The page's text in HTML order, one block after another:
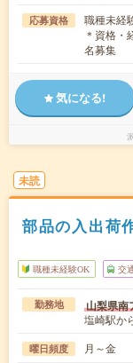
応募資格
職種未経
＊資格・
名募集
気になる!
未読
部品の入出荷
職種未経験OK 交
勤務地 山梨県南
塩崎駅か
曜日頻度 月～金